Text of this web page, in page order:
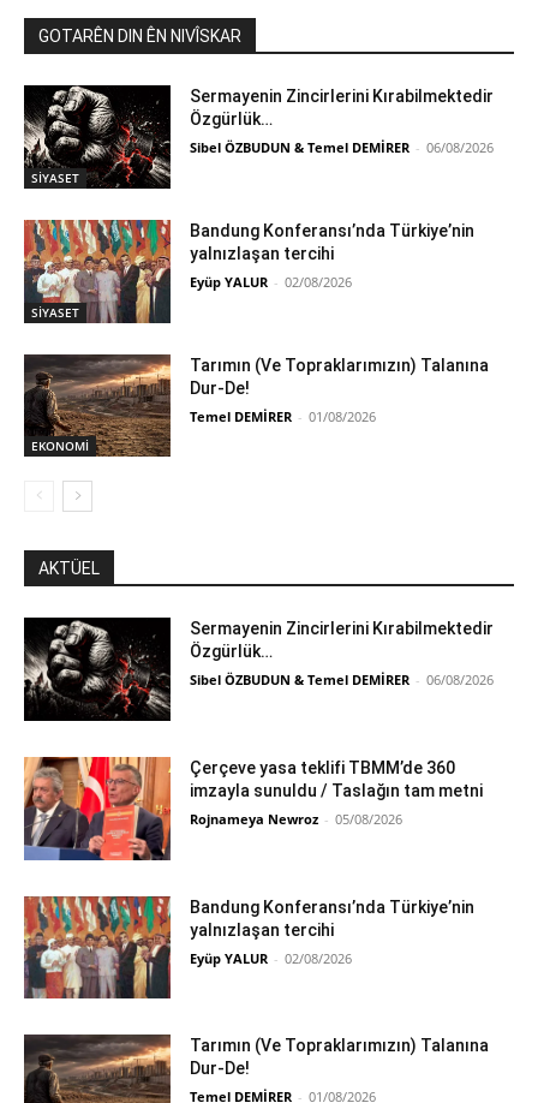
GOTARÊN DIN ÊN NIVÎSKAR
SİYASET
Sermayenin Zincirlerini Kırabilmektedir
Özgürlük…
Sibel ÖZBUDUN & Temel DEMİRER - 06/08/2026
SİYASET
Bandung Konferansı’nda Türkiye’nin
yalnızlaşan tercihi
Eyüp YALUR - 02/08/2026
EKONOMİ
Tarımın (Ve Topraklarımızın) Talanına
Dur-De!
Temel DEMİRER - 01/08/2026
AKTÜEL
Sermayenin Zincirlerini Kırabilmektedir
Özgürlük…
Sibel ÖZBUDUN & Temel DEMİRER - 06/08/2026
Çerçeve yasa teklifi TBMM’de 360
imzayla sunuldu / Taslağın tam metni
Rojnameya Newroz - 05/08/2026
Bandung Konferansı’nda Türkiye’nin
yalnızlaşan tercihi
Eyüp YALUR - 02/08/2026
Tarımın (Ve Topraklarımızın) Talanına
Dur-De!
Temel DEMİRER - 01/08/2026